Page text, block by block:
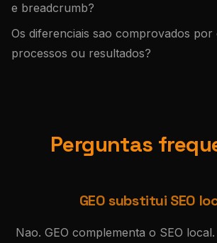
e breadcrumb?
Os diferenciais sao comprovados por
processos ou resultados?
Perguntas
GEO substitui SEO
Nao. GEO complementa o SEO